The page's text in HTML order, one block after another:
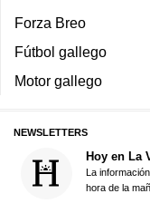
Forza Breo
Fútbol gallego
Motor gallego
NEWSLETTERS
Hoy en La
La
hora de la